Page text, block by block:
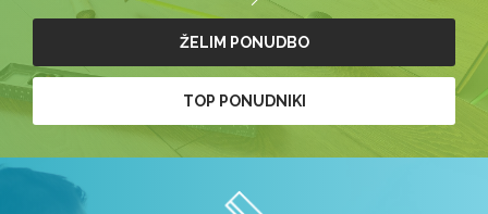
ŽELIM PONUDBO
TOP PONUDNIKI